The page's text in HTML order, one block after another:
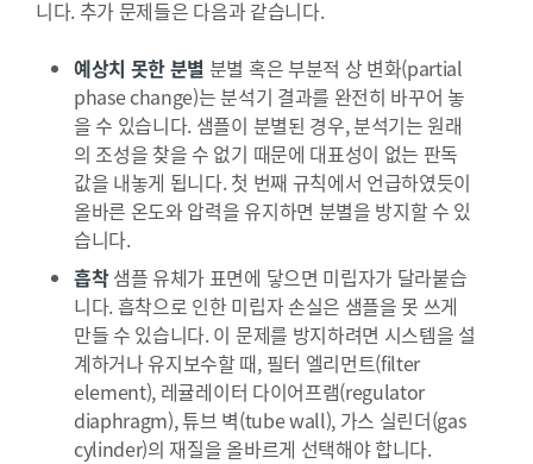
니다. 추가 문제들은 다음과 같습니다.
예상치 못한 분별 분별 혹은 부분적 상 변화(partial
phase change)는 분석기 결과를 완전히 바꾸어 놓
을 수 있습니다. 샘플이 분별된 경우, 분석기는 원래
의 조성을 찾을 수 없기 때문에 대표성이 없는 판독
값을 내놓게 됩니다. 첫 번째 규칙에서 언급하였듯이
올바른 온도와 압력을 유지하면 분별을 방지할 수 있
습니다.
흡착샘플 유체가 표면에 닿으면 미립자가 달라붙습
니다. 흡착으로 인한 미립자 손실은 샘플을 못 쓰게
만들 수 있습니다. 이 문제를 방지하려면 시스템을 설
계하거나 유지보수할 때, 필터 엘리먼트(filter
element), 레귤레이터 다이어프램(regulator
diaphragm), 튜브 벽(tube wall), 가스 실린더(gas
cylinder)의 재질을 올바르게 선택해야 합니다.